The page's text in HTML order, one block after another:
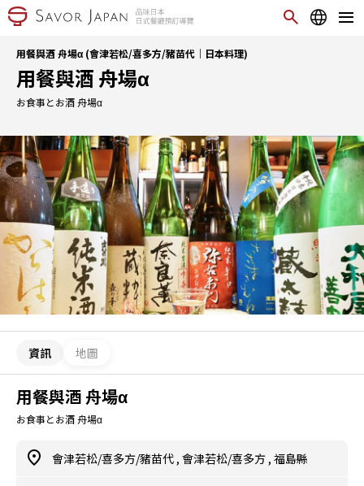
用餐與酒 舟場α (會津若松/喜多方/豬苗代｜日本料理)
用餐與酒 舟場α
お食事とお酒 舟場α
資訊 地圖
用餐與酒 舟場α
お食事とお酒 舟場α
會津若松/喜多方/豬苗代 , 會津若松/喜多方 , 福島縣